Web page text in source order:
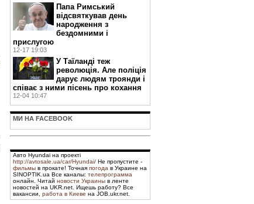
Папа Римський
відсвяткував день
народження з
бездомними і
прислугою
12-17 19:03
У Таїланді теж
революція. Але поліція
дарує людям троянди і
співає з ними пісень про кохання
12-04 10:47
МИ НА FACEBOOK
Авто Hyundai на проекті
http://avtosale.ua/car/Hyundai/ Не пропустите -
фильмы в прокате! Точная погода в Украине на
SINOPTIK.ua Все каналы: телепрограмма
онлайн. Читай новости Украины в ленте
новостей на UKR.net. Ищешь работу? Все
вакансии, работа в Киеве на JOB.ukr.net.